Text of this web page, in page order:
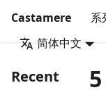
Castamere 系
简体中文
Recent